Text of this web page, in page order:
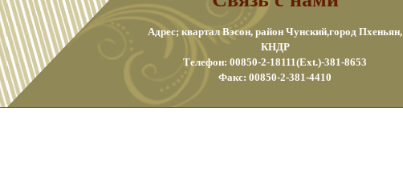
Адрес; квартал Вэсон, район Чунский,город Пхеньян,
КНДР
Телефон: 00850-2-18111(Ext.)-381-8653
Факс: 00850-2-381-4410